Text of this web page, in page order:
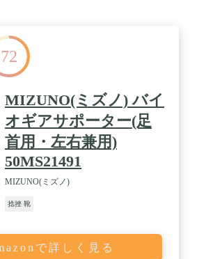
72
MIZUNO(ミズノ) バイ
オギアサポーター(足
首用・左右兼用)
50MS21491
MIZUNO(ミズノ)
捻挫 靴
で詳しく見る